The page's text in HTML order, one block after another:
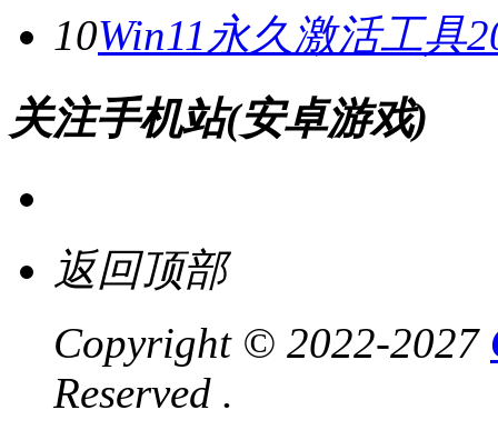
10Win11永久激活工具
关注手机站(安卓游戏)
返回顶部
Copyright © 2022-2027
Reserved .